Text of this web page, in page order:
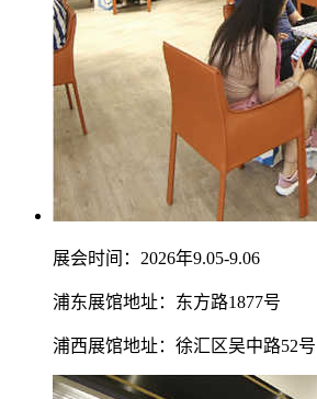
展会时间：2026年9.05-9.06
浦东展馆地址：东方路1877号
浦西展馆地址：徐汇区吴中路52号